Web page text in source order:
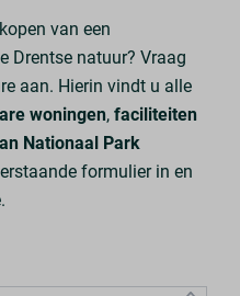
van een
Drentse natuur? Vraag
aan. Hierin vindt u alle
woningen,faciliteiten
Nationaal Park
formulier in en